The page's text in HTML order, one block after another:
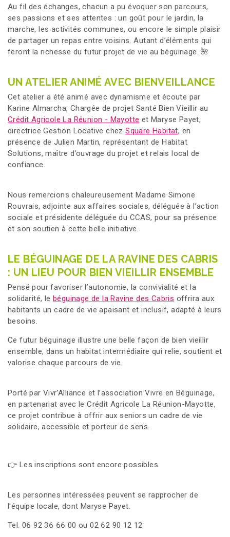
Au fil des échanges, chacun a pu évoquer son parcours,
ses passions et ses attentes : un goût pour le jardin, la
marche, les activités communes, ou encore le simple plaisir
de partager un repas entre voisins. Autant d’éléments qui
feront la richesse du futur projet de vie au béguinage. 🌺
UN ATELIER ANIMÉ AVEC BIENVEILLANCE
Cet atelier a été animé avec dynamisme et écoute par
Karine Almarcha, Chargée de projet Santé Bien Vieillir au
Crédit Agricole La Réunion - Mayotte et Maryse Payet,
directrice Gestion Locative chezSquare Habitat, en
présence de Julien Martin, représentant de Habitat
Solutions, maître d’ouvrage du projet et relais local de
confiance.
Nous remercions chaleureusement Madame Simone
Rouvrais, adjointe aux affaires sociales, déléguée à l’action
sociale et présidente déléguée du CCAS, pour sa présence
et son soutien à cette belle initiative.
LE BÉGUINAGE DE LA RAVINE DES CABRIS
: UN LIEU POUR BIEN VIEILLIR ENSEMBLE
Pensé pour favoriser l’autonomie, la convivialité et la
solidarité, lebéguinage de la Ravine des Cabris offrira aux
habitants un cadre de vie apaisant et inclusif, adapté à leurs
besoins.
Ce futur béguinage illustre une belle façon de bien vieillir
ensemble, dans un habitat intermédiaire qui relie, soutient et
valorise chaque parcours de vie.
Porté par Vivr’Alliance et l’association Vivre en Béguinage,
en partenariat avec le Crédit Agricole La Réunion-Mayotte,
ce projet contribue à offrir aux seniors un cadre de vie
solidaire, accessible et porteur de sens.
👉 Les inscriptions sont encore possibles.
Les personnes intéressées peuvent se rapprocher de
l'équipe locale, dont Maryse Payet.
Tel. 06 92 36 66 00 ou 02 62 90 12 12